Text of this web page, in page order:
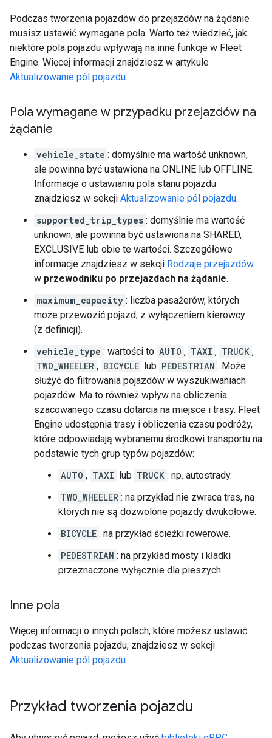
Podczas tworzenia pojazdów do przejazdów na żądanie
musisz ustawić wymagane pola. Warto też wiedzieć, jak
niektóre pola pojazdu wpływają na inne funkcje w Fleet
Engine. Więcej informacji znajdziesz w artykule
Aktualizowanie pól pojazdu.
Pola wymagane w przypadku przejazdów na
żądanie
vehicle_state : domyślnie ma wartość unknown,
ale powinna być ustawiona na ONLINE lub OFFLINE.
Informacje o ustawianiu pola stanu pojazdu
znajdziesz w sekcji Aktualizowanie pól pojazdu.
supported_trip_types : domyślnie ma wartość
unknown, ale powinna być ustawiona na SHARED,
EXCLUSIVE lub obie te wartości. Szczegółowe
informacje znajdziesz w sekcji Rodzaje przejazdów
w przewodniku po przejazdach na żądanie.
maximum_capacity : liczba pasażerów, których
może przewozić pojazd, z wyłączeniem kierowcy
(z definicji).
vehicle_type : wartości to AUTO , TAXI , TRUCK ,
TWO_WHEELER , BICYCLE lub PEDESTRIAN . Może
służyć do filtrowania pojazdów w wyszukiwaniach
pojazdów. Ma to również wpływ na obliczenia
szacowanego czasu dotarcia na miejsce i trasy. Fleet
Engine udostępnia trasy i obliczenia czasu podróży,
które odpowiadają wybranemu środkowi transportu na
podstawie tych grup typów pojazdów:
AUTO , TAXI lub TRUCK : np. autostrady.
TWO_WHEELER : na przykład nie zwraca tras, na
których nie są dozwolone pojazdy dwukołowe.
BICYCLE : na przykład ścieżki rowerowe.
PEDESTRIAN : na przykład mosty i kładki
przeznaczone wyłącznie dla pieszych.
Inne pola
Więcej informacji o innych polach, które możesz ustawić
podczas tworzenia pojazdu, znajdziesz w sekcji
Aktualizowanie pól pojazdu.
Przykład tworzenia pojazdu